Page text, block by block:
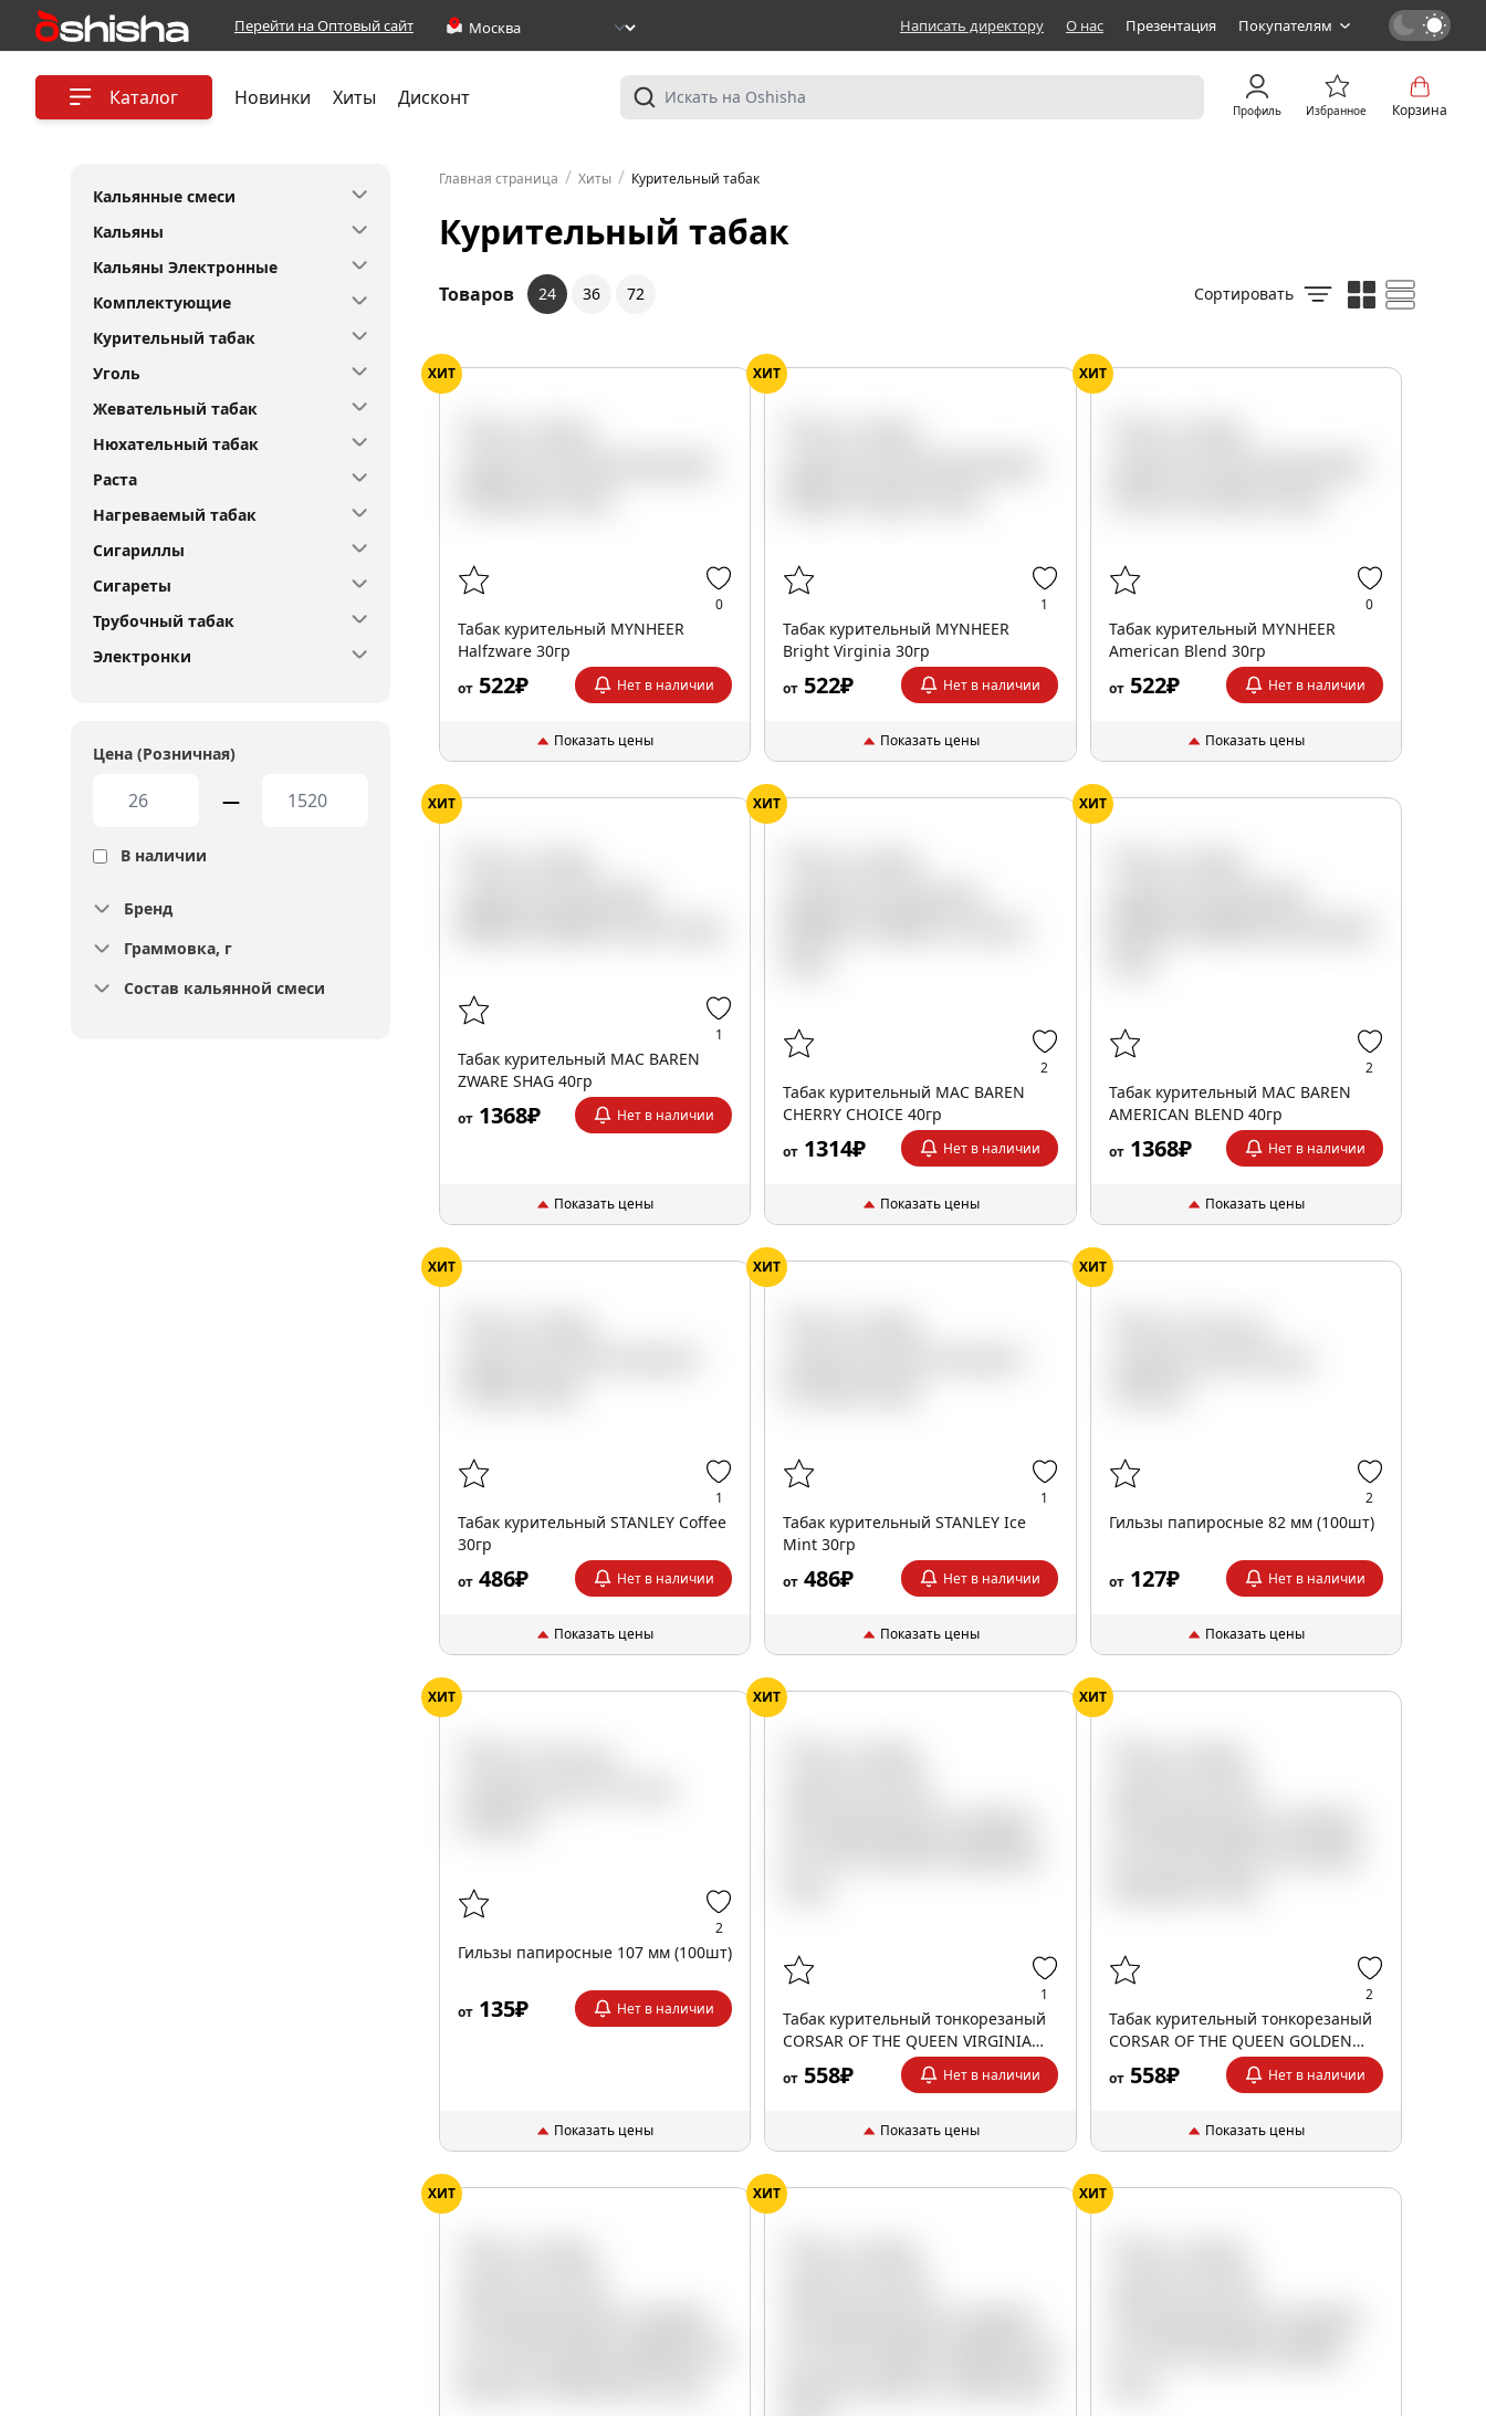
Перейти на Оптовый сайт Написать директору О нас Презентация Покупателям
Каталог Новинки Хиты Дисконт
Профиль Избранное Корзина
Кальянные смеси
Кальяны
Кальяны Электронные
Комплектующие
Курительный табак
Уголь
Жевательный табак
Нюхательный табак
Раста
Нагреваемый табак
Сигариллы
Сигареты
Трубочный табак
Электронки
Цена (Розничная)
—
В наличии
Бренд
Граммовка, г
Состав кальянной смеси
Главная страница / Хиты / Курительный табак
Курительный табак
Товаров 24 36 72 Сортировать
ХИТ
0
Табак курительный MYNHEER
Halfzware 30гр
от 522₽ Нет в наличии
Показать цены
ХИТ
1
Табак курительный MYNHEER
Bright Virginia 30гр
от 522₽ Нет в наличии
Показать цены
ХИТ
0
Табак курительный MYNHEER
American Blend 30гр
от522₽ Нет в наличии
Показать цены
ХИТ
1
Табак курительный MAC BAREN
ZWARE SHAG 40гр
от 1368₽ Нет в наличии
Показать цены
ХИТ
2
Табак курительный MAC BAREN
CHERRY CHOICE 40гр
от 1314₽ Нет в наличии
Показать цены
ХИТ
2
Табак курительный MAC BAREN
AMERICAN BLEND 40гр
от1368₽ Нет в наличии
Показать цены
ХИТ
1
Табак курительный STANLEY Coffee
30гр
от 486₽ Нет в наличии
Показать цены
ХИТ
1
Табак курительный STANLEY Ice
Mint 30гр
от 486₽ Нет в наличии
Показать цены
ХИТ
2
Гильзы папиросные 82 мм (100шт)
от127₽ Нет в наличии
Показать цены
ХИТ
2
Гильзы папиросные 107 мм (100шт)
от 135₽ Нет в наличии
Показать цены
ХИТ
1
Табак курительный тонкорезаный
CORSAR OF THE QUEEN VIRGINIA
35гр
от 558₽ Нет в наличии
Показать цены
ХИТ
2
Табак курительный тонкорезаный
CORSAR OF THE QUEEN GOLDEN
VIRGINIA 35гр
от558₽ Нет в наличии
Показать цены
ХИТ ХИТ ХИТ